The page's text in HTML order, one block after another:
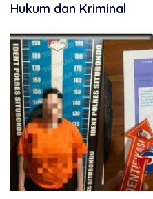
Hukum dan Kriminal